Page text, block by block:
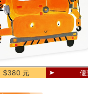
$380 元